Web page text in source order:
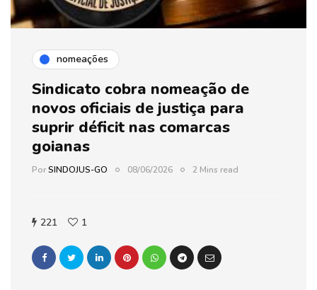
nomeações
Sindicato cobra nomeação de
novos oficiais de justiça para
suprir déficit nas comarcas
goianas
PorSINDOJUS-GO 08/06/2026 2 Mins read
221 1